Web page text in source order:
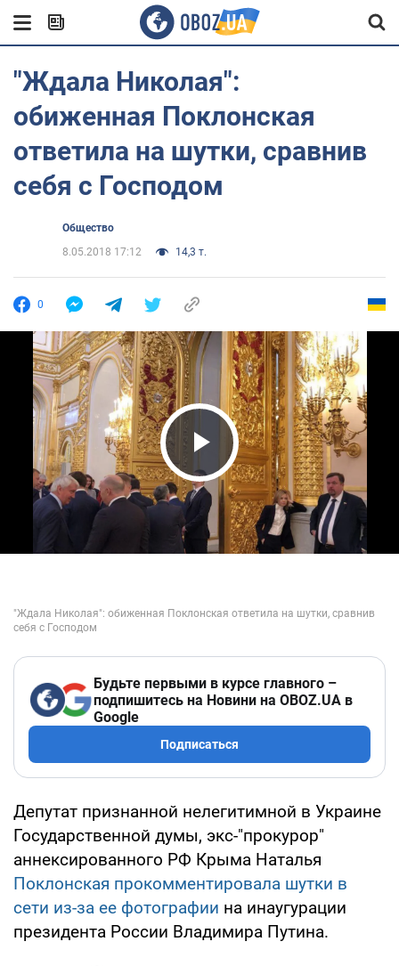
"Ждала Николая":
обиженная Поклонская
ответила на шутки, сравнив
себя с Господом
Общество
8.05.2018 17:12
14,3 т.
0
Play Video
Будьте первыми в курсе главного –
подпишитесь на Новини на OBOZ.UA в
Google
Подписаться
Депутат признанной нелегитимной в Украине
Государственной думы, экс-"прокурор"
аннексированного РФ Крыма Наталья
Поклонская прокомментировала шутки в
сети из-за ее фотографии на инаугурации
президента России Владимира Путина.